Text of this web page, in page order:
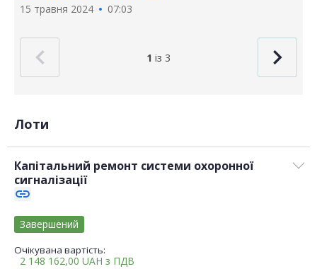
15 травня 2024
07:03
1 із 3
Лоти
Капітальний ремонт системи охоронної
сигналізації
link
Очікувана вартість:
2 148 162,00 UAH з ПДВ
Завершений